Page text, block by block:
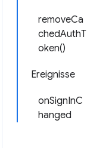
removeCa
chedAuthT
oken()
Ereignisse
onSignInC
hanged